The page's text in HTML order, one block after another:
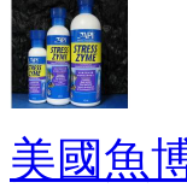
美國魚